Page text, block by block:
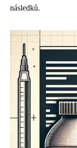
následků.